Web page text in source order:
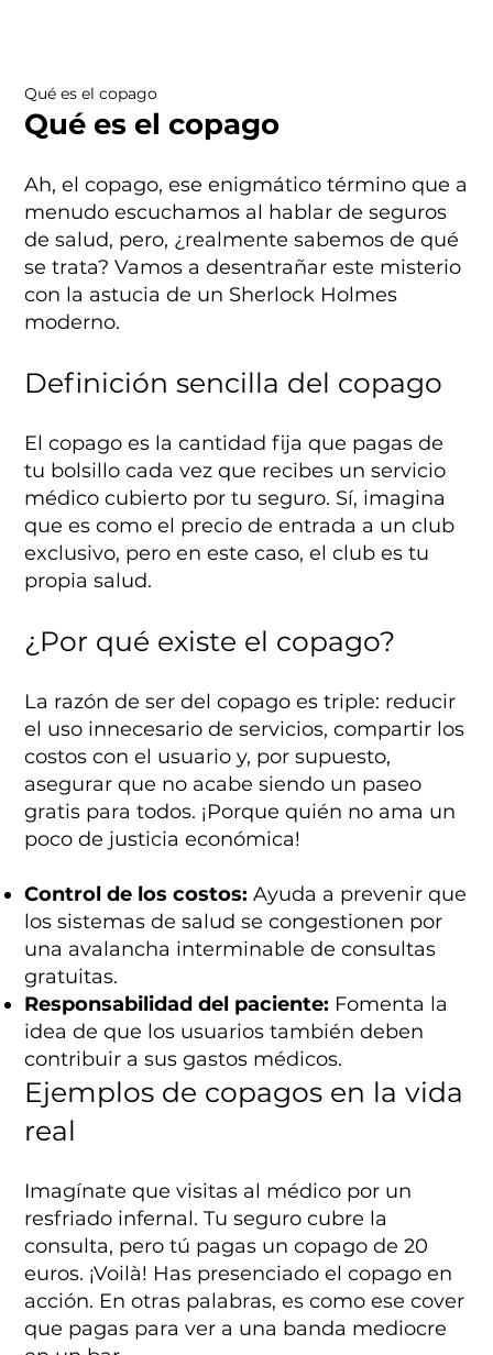
Qué es el copago
Qué es el copago
Ah, el copago, ese enigmático término que a
menudo escuchamos al hablar de seguros
de salud, pero, ¿realmente sabemos de qué
se trata? Vamos a desentrañar este misterio
con la astucia de un Sherlock Holmes
moderno.
Definición sencilla del copago
El copago es la cantidad fija que pagas de
tu bolsillo cada vez que recibes un servicio
médico cubierto por tu seguro. Sí, imagina
que es como el precio de entrada a un club
exclusivo, pero en este caso, el club es tu
propia salud.
¿Por qué existe el copago?
La razón de ser del copago es triple: reducir
el uso innecesario de servicios, compartir los
costos con el usuario y, por supuesto,
asegurar que no acabe siendo un paseo
gratis para todos. ¡Porque quién no ama un
poco de justicia económica!
Control de los costos:Ayuda a prevenir que
los sistemas de salud se congestionen por
una avalancha interminable de consultas
gratuitas.
Responsabilidad del paciente: Fomenta la
idea de que los usuarios también deben
contribuir a sus gastos médicos.
Ejemplos de copagos en la vida
real
Imagínate que visitas al médico por un
resfriado infernal. Tu seguro cubre la
consulta, pero tú pagas un copago de 20
euros. ¡Voilà! Has presenciado el copago en
acción. En otras palabras, es como ese cover
que pagas para ver a una banda mediocre